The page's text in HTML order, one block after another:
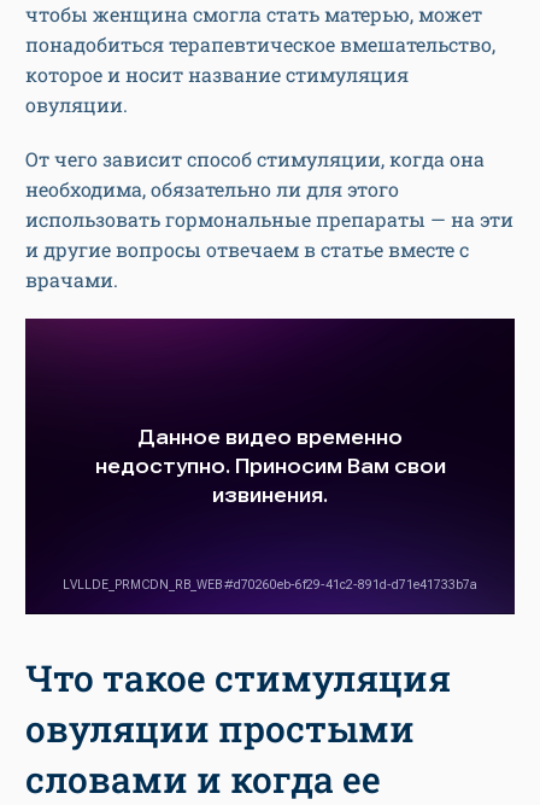
чтобы женщина смогла стать матерью, может
понадобиться терапевтическое вмешательство,
которое и носит название стимуляция
овуляции.
От чего зависит способ стимуляции, когда она
необходима, обязательно ли для этого
использовать гормональные препараты — на эти
и другие вопросы отвечаем в статье вместе с
врачами.
Что такое стимуляция
овуляции простыми
словами и когда ее